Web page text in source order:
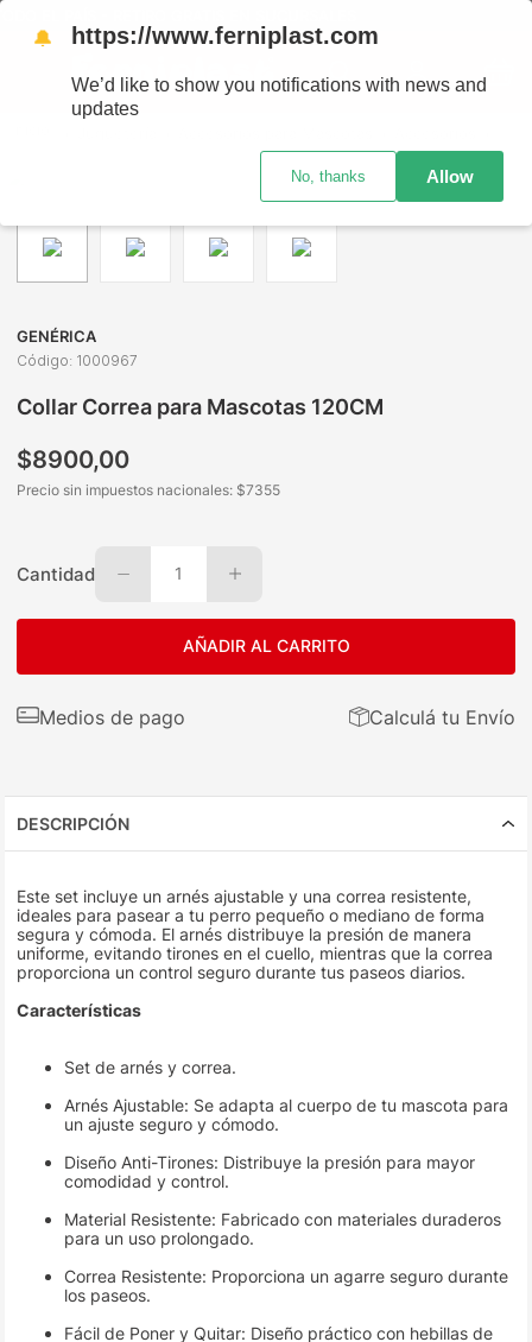
GENÉRICA
Código: 1000967
Collar Correa para Mascotas 120CM
$8900,00
Precio sin impuestos nacionales: $7355
Cantidad 1
AÑADIR AL CARRITO
Medios de pago Calculá tu Envío
DESCRIPCIÓN
Este set incluye un arnés ajustable y una correa resistente,
ideales para pasear a tu perro pequeño o mediano de forma
segura y cómoda. El arnés distribuye la presión de manera
uniforme, evitando tirones en el cuello, mientras que la correa
proporciona un control seguro durante tus paseos diarios.
Características
Set de arnés y correa.
Arnés Ajustable: Se adapta al cuerpo de tu mascota para
un ajuste seguro y cómodo.
Diseño Anti-Tirones: Distribuye la presión para mayor
comodidad y control.
Material Resistente: Fabricado con materiales duraderos
para un uso prolongado.
Correa Resistente: Proporciona un agarre seguro durante
los paseos.
Fácil de Poner y Quitar: Diseño práctico con hebillas de
🔔 https://www.ferniplast.com
We’d like to show you notifications with news and
updates
No, thanks Allow